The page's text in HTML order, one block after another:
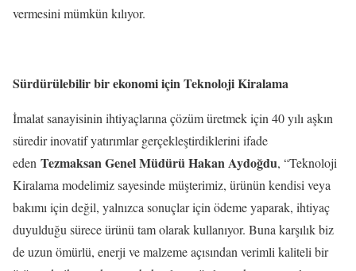
vermesini mümkün kılıyor.
Sürdürülebilir bir ekonomi için Teknoloji Kiralama
İmalat sanayisinin ihtiyaçlarına çözüm üretmek için 40 yılı aşkın
süredir inovatif yatırımlar gerçekleştirdiklerini ifade
eden Tezmaksan Genel Müdürü Hakan Aydoğdu, “Teknoloji
Kiralama modelimiz sayesinde müşterimiz, ürünün kendisi veya
bakımı için değil, yalnızca sonuçlar için ödeme yaparak, ihtiyaç
duyulduğu sürece ürünü tam olarak kullanıyor. Buna karşılık biz
de uzun ömürlü, enerji ve malzeme açısından verimli kaliteli bir